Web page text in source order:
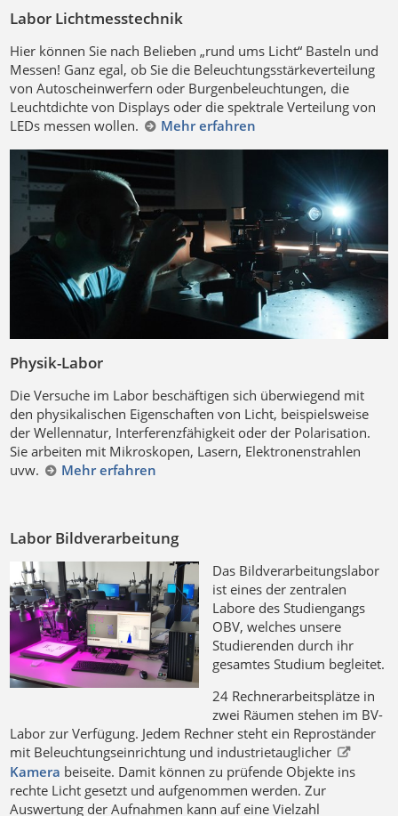
Labor Lichtmesstechnik
Hier können Sie nach Belieben „rund ums Licht“ Basteln und
Messen! Ganz egal, ob Sie die Beleuchtungs­stärkeverteilung
von Autoscheinwerfern oder Burgenbeleuchtungen, die
Leuchtdichte von Displays oder die spektrale Verteilung von
LEDs messen wollen.
Mehr erfahren
Physik-Labor
Die Versuche im Labor beschäftigen sich überwiegend mit
den physikalischen Eigenschaften von Licht, beispielsweise
der Wellennatur, Interferenzfähigkeit oder der Polarisation.
Sie arbeiten mit Mikroskopen, Lasern, Elektronenstrahlen
uvw.
Mehr erfahren
Labor Bildverarbeitung
Das Bildverarbeitungslabor
ist eines der zentralen
Labore des Studiengangs
OBV, welches unsere
Studierenden durch ihr
gesamtes Studium begleitet.
24 Rechnerarbeitsplätze in
zwei Räumen stehen im BV-
Labor zur Verfügung. Jedem Rechner steht ein Reproständer
mit Beleuchtungseinrichtung und industrietauglicher
Kamera beiseite. Damit können zu prüfende Objekte ins
rechte Licht gesetzt und aufgenommen werden. Zur
Auswertung der Aufnahmen kann auf eine Vielzahl